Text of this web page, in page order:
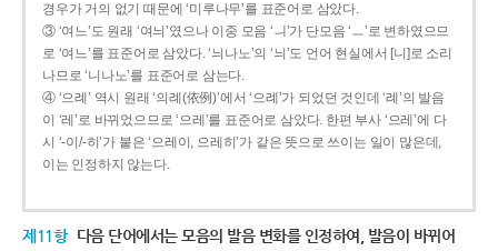
경우가 거의 없기 때문에 ‘미루나무’를 표준어로 삼았다.
③ ‘여느’도 원래 ‘여늬’였으나 이중 모음 ‘ㅢ’가 단모음 ‘ㅡ’로 변하였으므
로 ‘여느’를 표준어로 삼았다. ‘늬나노’의 ‘늬’도 언어 현실에서 [니]로 소리
나므로 ‘니나노’를 표준어로 삼는다.
④ ‘으례’ 역시 원래 ‘의례(依例)’에서 ‘으례’가 되었던 것인데 ‘례’의 발음
이 ‘레’로 바뀌었으므로 ‘으레’를 표준어로 삼았다. 한편 부사 ‘으레’에 다
시 ‘-이/-히’가 붙은 ‘으레이, 으레히’가 같은 뜻으로 쓰이는 일이 많은데,
이는 인정하지 않는다.
제11항 다음 단어에서는 모음의 발음 변화를 인정하여, 발음이 바뀌어